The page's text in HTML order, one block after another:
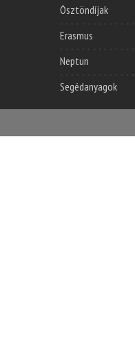
Ösztöndíjak
Erasmus
Neptun
Segédanyagok